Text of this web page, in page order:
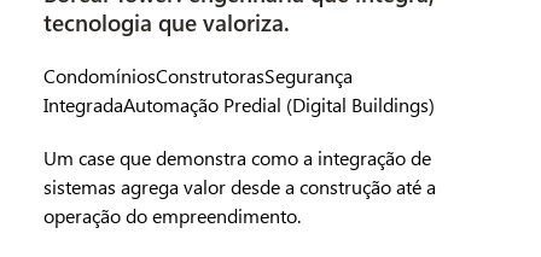
tecnologia que valoriza.
CondomíniosConstrutorasSegurança
IntegradaAutomação Predial (Digital Buildings)
Um case que demonstra como a integração de
sistemas agrega valor desde a construção até a
operação do empreendimento.